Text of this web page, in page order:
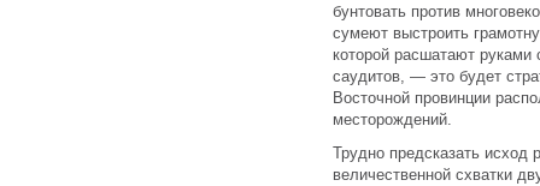
бунтовать против
сумеют выстроить
которой расшатают руками
саудитов, — это будет
Восточной провинции
месторождений.
Трудно предсказать исход
величественной схватки